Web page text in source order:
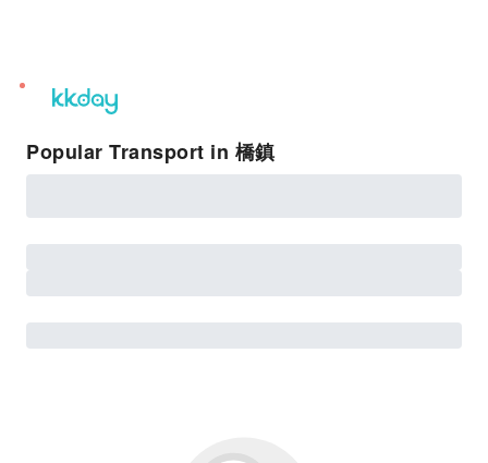
unread
notifications
Popular Transport in 橋鎮